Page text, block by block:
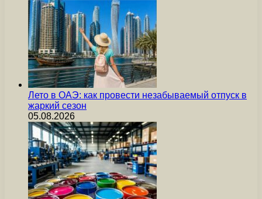
Лето в ОАЭ: как провести незабываемый отпуск в
жаркий сезон
05.08.2026